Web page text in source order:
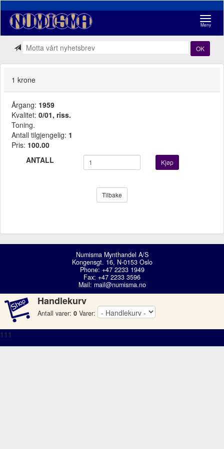
Meny
OK
1 krone
Årgang: 1959
Kvalitet: 0/01, riss.
Toning.
Antall tilgjengelig: 1
Pris: 100.00
ANTALL
Kjøp
Tilbake
Numisma Mynthandel A/S
Kongensgt. 16, N-0153 Oslo
Phone: +47 2233 1949
Fax: +47 2233 3596
Mail: mail@numisma.no
Handlekurv
Antall varer: 0 Varer:
111